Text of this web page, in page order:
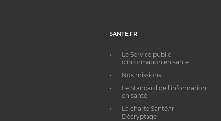
SANTE.FR
Le Service public
d'information en santé
Nos missions
Le Standard de l’information
en santé
La charte Santé.fr
Décryptage